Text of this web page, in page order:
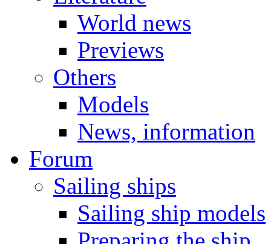
World news
Previews
Others
Models
News, information
Forum
Sailing ships
Sailing ship models